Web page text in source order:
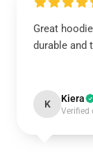
Great
durable and
K Kiera
Verified